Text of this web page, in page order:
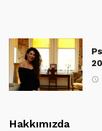
Hakkımızda